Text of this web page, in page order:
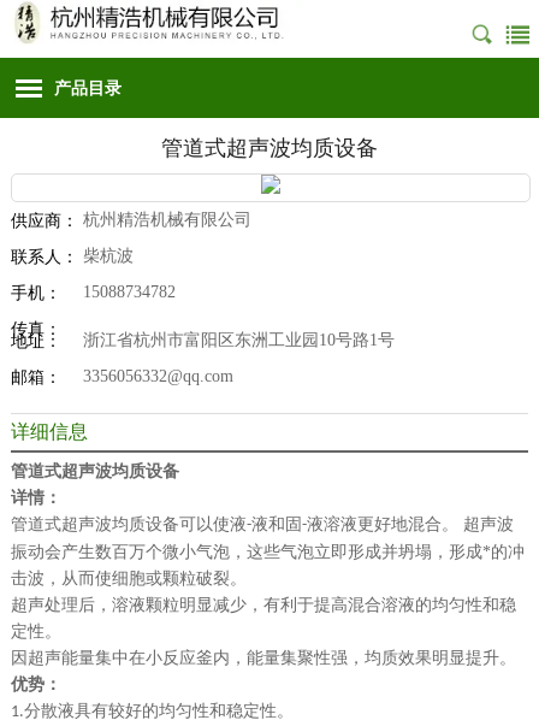
产品目录
管道式超声波均质设备
供应商： 杭州精浩机械有限公司
联系人： 柴杭波
手机： 15088734782
传真：
地址： 浙江省杭州市富阳区东洲工业园10号路1号
邮箱： 3356056332@qq.com
详细信息
管道式超声波均质设备
详情：
管道式超声波均质设备可以使液-液和固 -液溶液更好地混合。 超声波
振动会产生数百万个微小气泡，这些气泡立即形成并坍塌，形成*的冲
击波，从而使细胞或颗粒破裂。
超声处理后，溶液颗粒明显减少，有利于提高混合溶液的均匀性和稳
定性。
因超声能量集中在小反应釜内，能量集聚性强，均质效果明显提升。
优势：
1.分散液具有较好的均匀性和稳定性。